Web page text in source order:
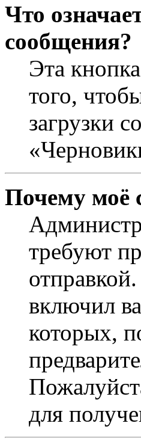
Что
сообщения?
Эта
того,
загрузки
Почему моё
требуют
включил
которых,
для